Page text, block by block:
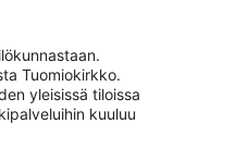
Tuomiokirkko.
yleisissä tiloissa
kuuluu